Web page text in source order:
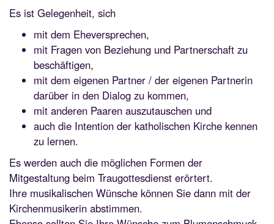
Es ist Gelegenheit, sich
mit dem Eheversprechen,
mit Fragen von Beziehung und Partnerschaft zu
beschäftigen,
mit dem eigenen Partner / der eigenen Partnerin
darüber in den Dialog zu kommen,
mit anderen Paaren auszutauschen und
auch die Intention der katholischen Kirche kennen
zu lernen.
Es werden auch die möglichen Formen der
Mitgestaltung beim Traugottesdienst erörtert.
Ihre musikalischen Wünsche können Sie dann mit der
Kirchenmusikerin abstimmen.